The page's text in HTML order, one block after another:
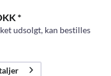
*
udsolgt, kan bestilles